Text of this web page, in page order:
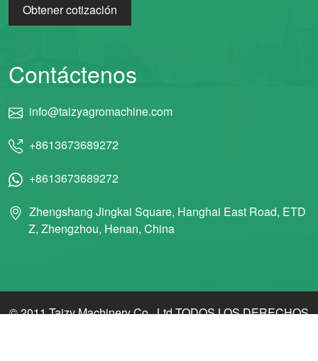
Obtener cotización
Contáctenos
info@taizyagromachine.com
+8613673689272
+8613673689272
Zhengshang Jingkai Square, Hanghai East Road, ETD
Z, Zhengzhou, Henan, China
© 2011 Taizy Machinery Co., Ltd TODOS LOS DERECHOS